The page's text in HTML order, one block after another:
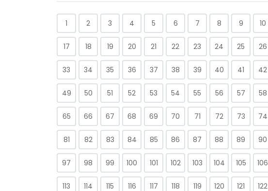
1 2 3 4 5 6 7 8 9 10
17 18 19 20 21 22 23 24 25 26
33 34 35 36 37 38 39 40 41 42
49 50 51 52 53 54 55 56 57 58
65 66 67 68 69 70 71 72 73 74
81 82 83 84 85 86 87 88 89 90
97 98 99 100 101 102 103 104 105 106
113 114 115 116 117 118 119 120 121 122